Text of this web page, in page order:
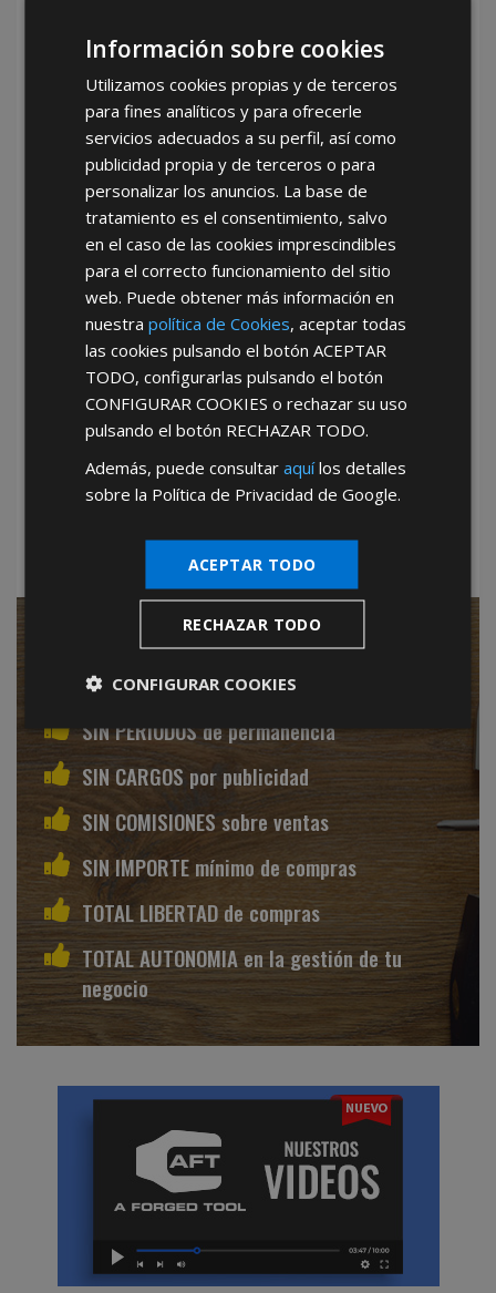
¿De dónde es la empresa?
España
Portugal Otros
He leído y acepto laPolítica de Privacidad
*Abstenerse particulares, sólo venta a tiendas y empresas
minoristas y mayoristas.
SIN CANON de entrada
SIN CUOTAS mensuales
SIN PERIODOS de permanencia
SIN CARGOS por publicidad
SIN COMISIONES sobre ventas
SIN IMPORTE mínimo de compras
TOTAL LIBERTAD de compras
TOTAL AUTONOMIA en la gestión de tu
negocio
Información sobre cookies
Utilizamos cookies propias y de terceros
para fines analíticos y para ofrecerle
servicios adecuados a su perfil, así como
publicidad propia y de terceros o para
personalizar los anuncios. La base de
tratamiento es el consentimiento, salvo
en el caso de las cookies imprescindibles
para el correcto funcionamiento del sitio
web. Puede obtener más información en
nuestrapolítica de Cookies, aceptar todas
las cookies pulsando el botónACEPTAR
TODO, configurarlas pulsando el botón
CONFIGURAR COOKIES o rechazar su uso
pulsando el botón RECHAZAR TODO.
Además, puede consultaraquílos detalles
sobre la Política de Privacidad de Google.
ACEPTAR TODO
RECHAZAR TODO
CONFIGURAR COOKIES